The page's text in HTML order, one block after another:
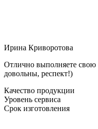
Ирина Криворотова
Отлично выполняете свою
довольны, респект!)
Качество продукции
Уровень сервиса
Срок изготовления